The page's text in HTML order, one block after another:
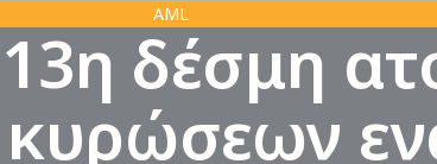
AML
13η δέσμη